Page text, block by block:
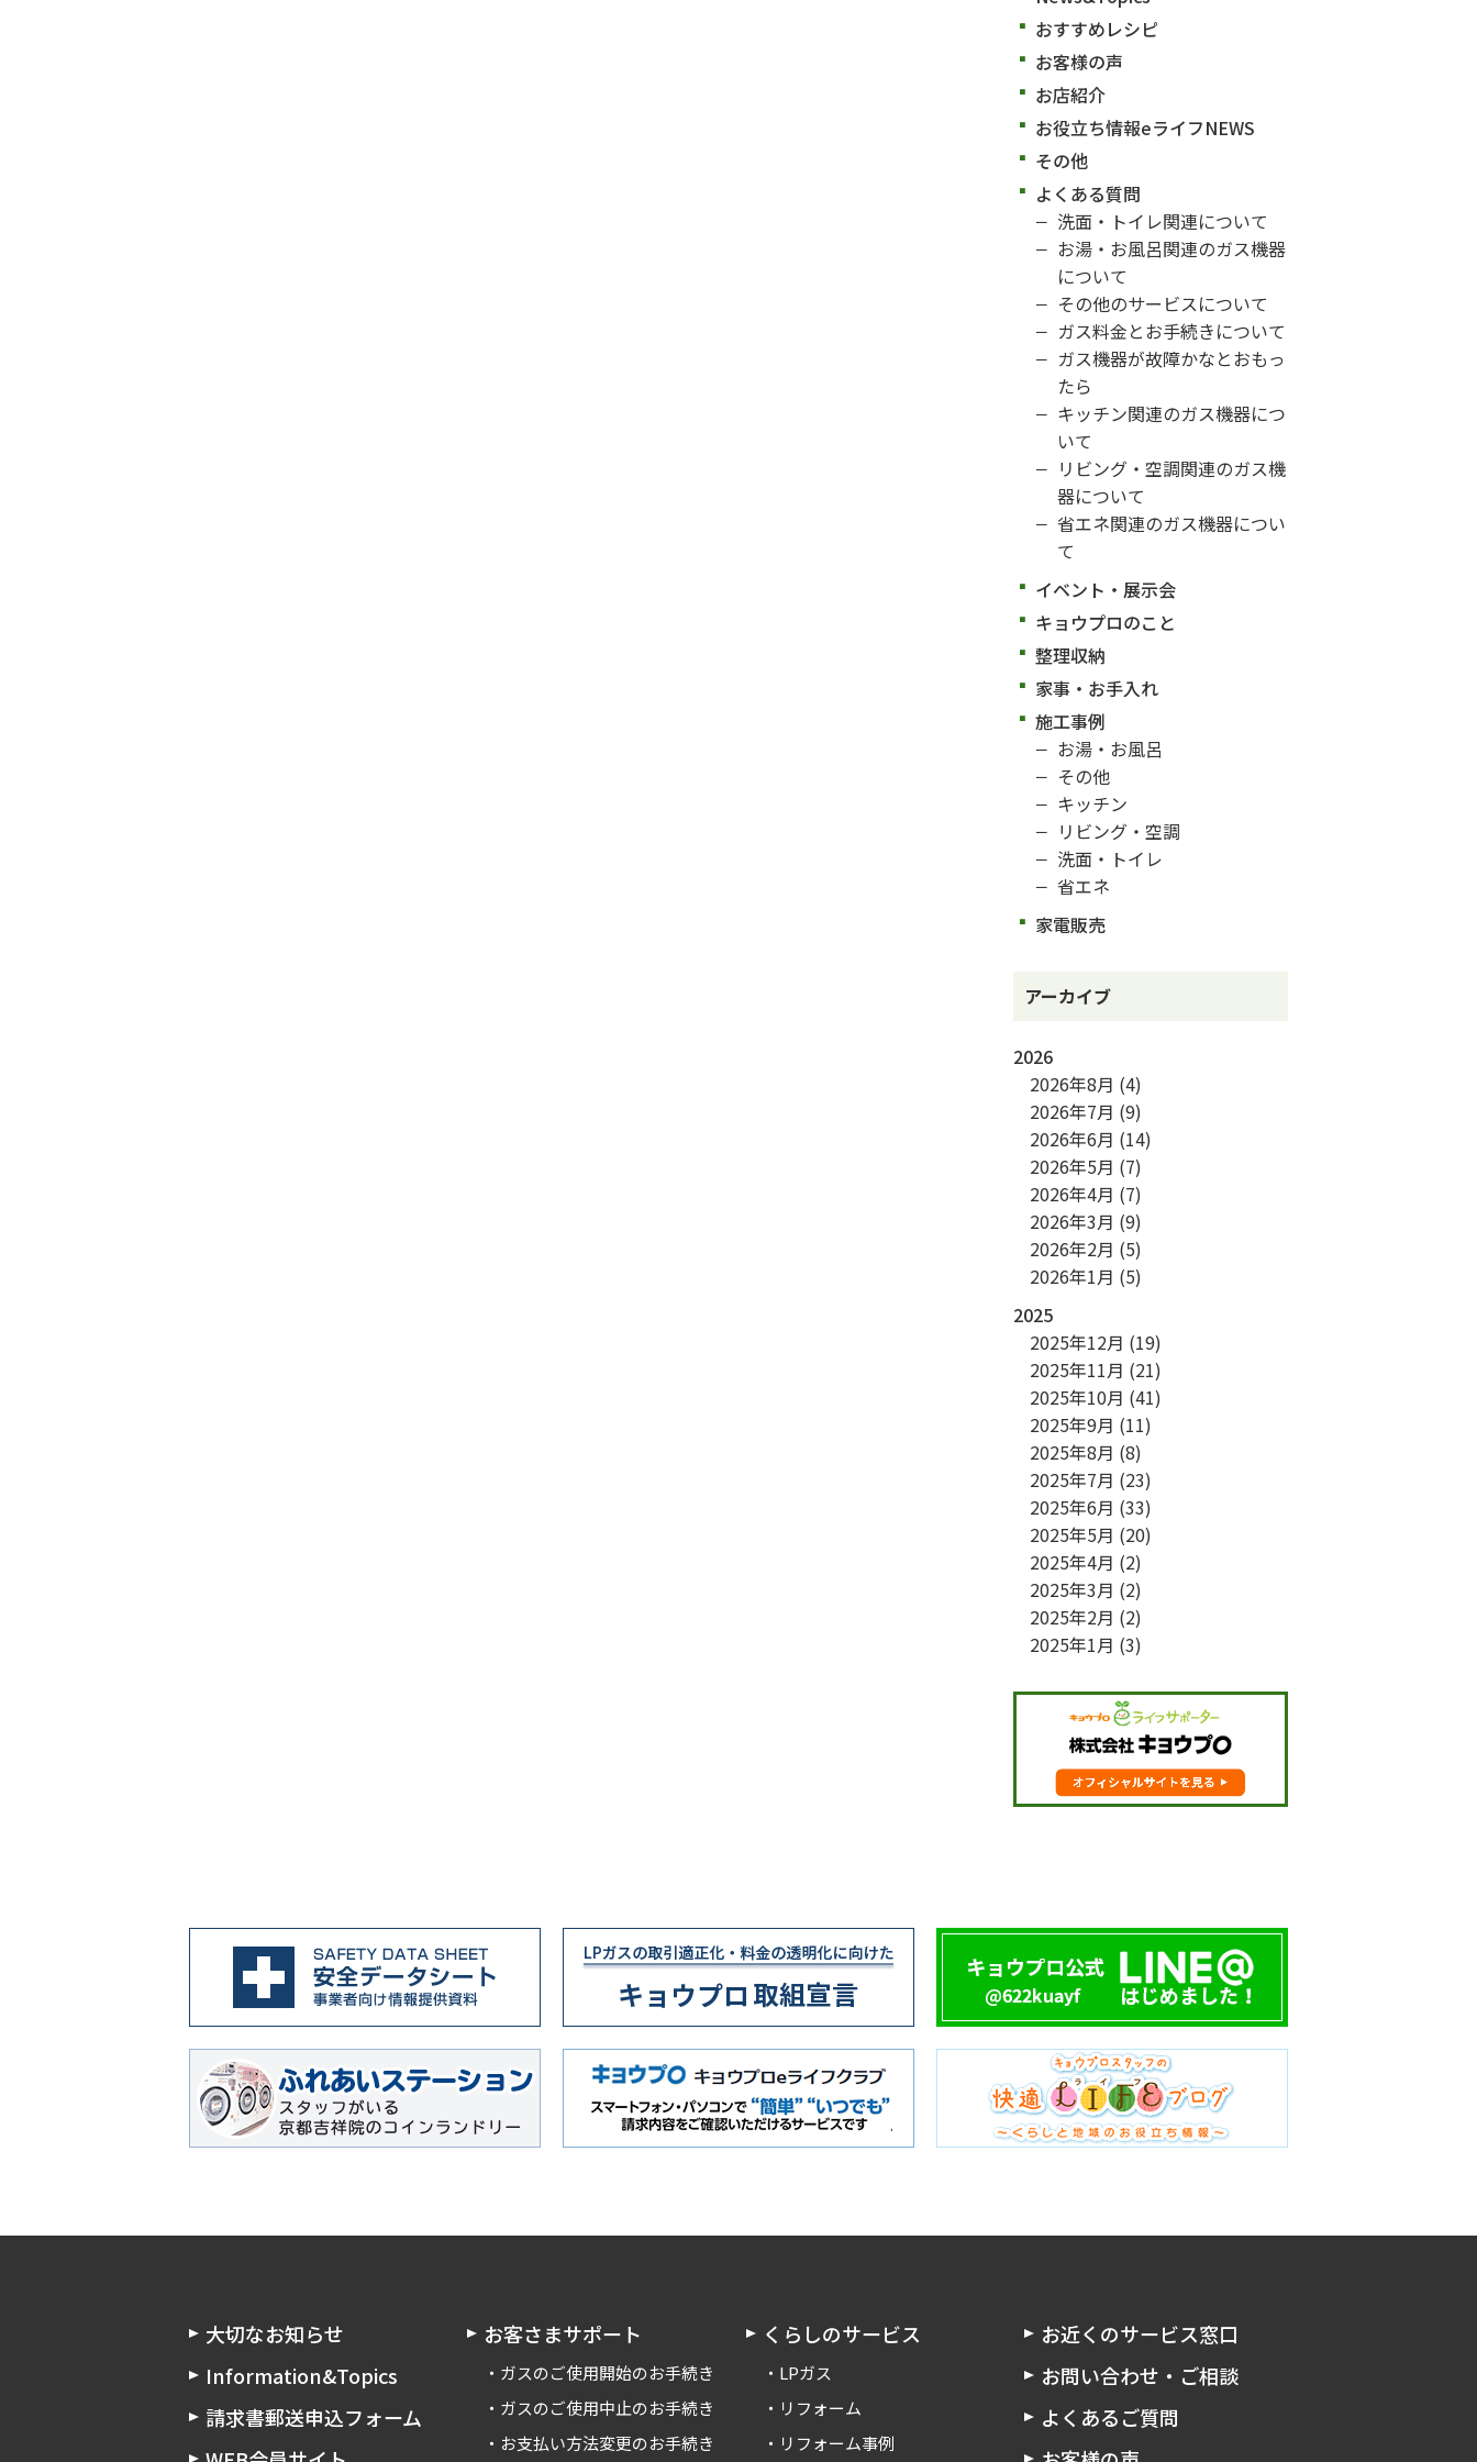
おすすめレシピ
お客様の声
お店紹介
お役立ち情報eライフNEWS
その他
よくある質問
洗面・トイレ関連について
お湯・お風呂関連のガス機器
について
その他のサービスについて
ガス料金とお手続きについて
ガス機器が故障かなとおもっ
たら
キッチン関連のガス機器につ
いて
リビング・空調関連のガス機
器について
省エネ関連のガス機器につい
て
イベント・展示会
キョウプロのこと
整理収納
家事・お手入れ
施工事例
お湯・お風呂
その他
キッチン
リビング・空調
洗面・トイレ
省エネ
家電販売
アーカイブ
2026
2026年8月 (4)
2026年7月 (9)
2026年6月 (14)
2026年5月 (7)
2026年4月 (7)
2026年3月 (9)
2026年2月 (5)
2026年1月 (5)
2025
2025年12月 (19)
2025年11月 (21)
2025年10月 (41)
2025年9月 (11)
2025年8月 (8)
2025年7月 (23)
2025年6月 (33)
2025年5月 (20)
2025年4月 (2)
2025年3月 (2)
2025年2月 (2)
2025年1月 (3)
大切なお知らせ
Information&Topics
請求書郵送申込フォーム
お客さまサポート
ガスのご使用開始のお手続き
ガスのご使用中止のお手続き
お支払い方法変更のお手続き
くらしのサービス
LPガス
リフォーム
リフォーム事例
お近くのサービス窓口
お問い合わせ・ご相談
よくあるご質問